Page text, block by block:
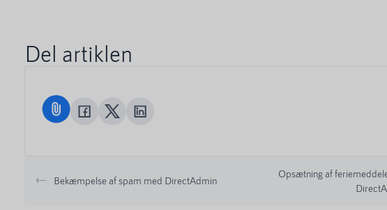
Del artiklen
Bekæmpelse af spam med DirectAdmin
Opsætning af